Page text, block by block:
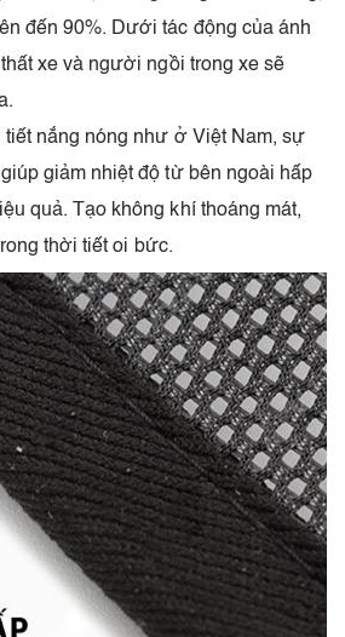
đến 90%. Dưới tác động của ánh
xe và người ngồi trong xe sẽ
nắng nóng như ở Việt Nam, sự
giảm nhiệt độ từ bên ngoài hấp
quả. Tạo không khí thoáng mát,
thời tiết oi bức.